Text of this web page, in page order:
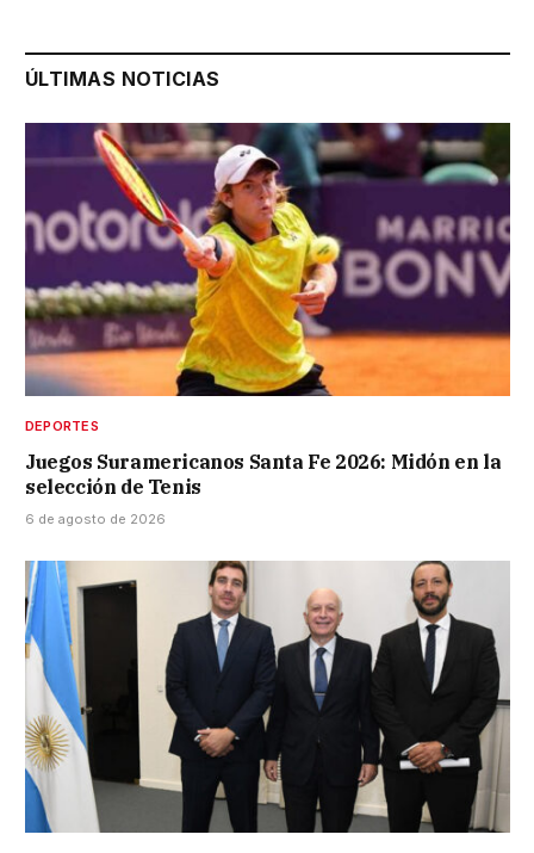
ÚLTIMAS NOTICIAS
DEPORTES
Juegos Suramericanos Santa Fe 2026: Midón en la
selección de Tenis
6 de agosto de 2026